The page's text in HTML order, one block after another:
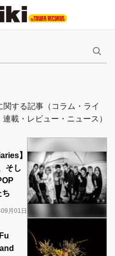
する記事（コラム・ライ
載・レビュー・ニュース）
】
そし
月01日